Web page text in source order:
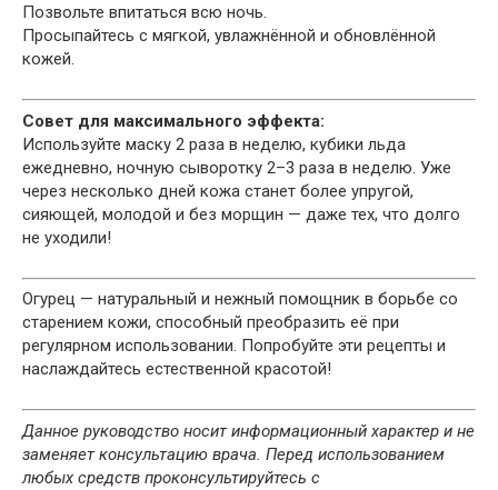
Позвольте впитаться всю ночь.
Просыпайтесь с мягкой, увлажнённой и обновлённой
кожей.
Совет для максимального эффекта:
Используйте маску 2 раза в неделю, кубики льда
ежедневно, ночную сыворотку 2–3 раза в неделю. Уже
через несколько дней кожа станет более упругой,
сияющей, молодой и без морщин — даже тех, что долго
не уходили!
Огурец — натуральный и нежный помощник в борьбе со
старением кожи, способный преобразить её при
регулярном использовании. Попробуйте эти рецепты и
наслаждайтесь естественной красотой!
Данное руководство носит информационный характер и не
заменяет консультацию врача. Перед использованием
любых средств проконсультируйтесь с